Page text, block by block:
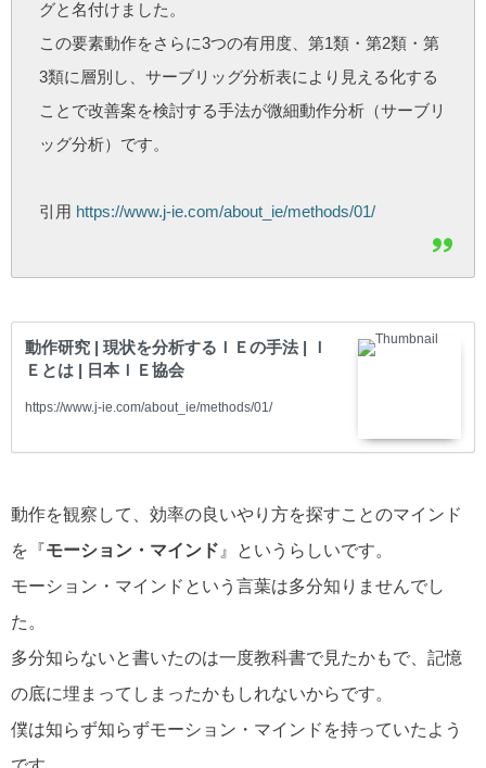
グと名付けました。
この要素動作をさらに3つの有用度、第1類・第2類・第
3類に層別し、サーブリッグ分析表により見える化する
ことで改善案を検討する手法が微細動作分析（サーブリ
ッグ分析）です。
引用 https://www.j-ie.com/about_ie/methods/01/
動作研究 | 現状を分析するＩＥの手法 | Ｉ
Ｅとは | 日本ＩＥ協会
https://www.j-ie.com/about_ie/methods/01/
動作を観察して、効率の良いやり方を探すことのマインド
を『モーション・マインド 』というらしいです。
モーション・マインドという言葉は多分知りませんでし
た。
多分知らないと書いたのは一度教科書で見たかもで、記憶
の底に埋まってしまったかもしれないからです。
僕は知らず知らずモーション・マインドを持っていたよう